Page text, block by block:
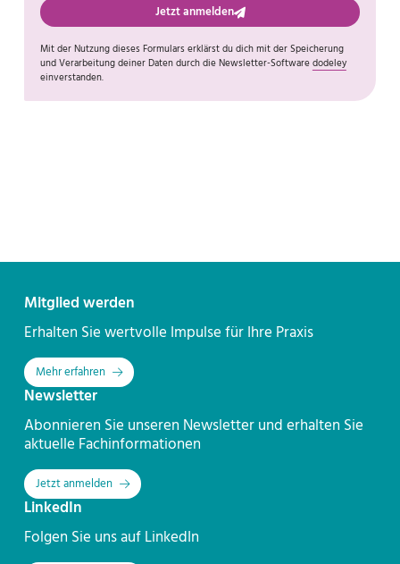
Jetzt anmelden
Mit der Nutzung dieses Formulars erklärst du dich mit der Speicherung
und Verarbeitung deiner Daten durch die Newsletter-Softwaredodeley
einverstanden.
KontaktMitglied werden
Erhalten Sie wertvolle Impulse für Ihre Praxis
Mehr erfahren
Newsletter
Abonnieren Sie unseren Newsletter und erhalten Sie
aktuelle Fachinformationen
Jetzt anmelden
LinkedIn
Folgen Sie uns auf LinkedIn